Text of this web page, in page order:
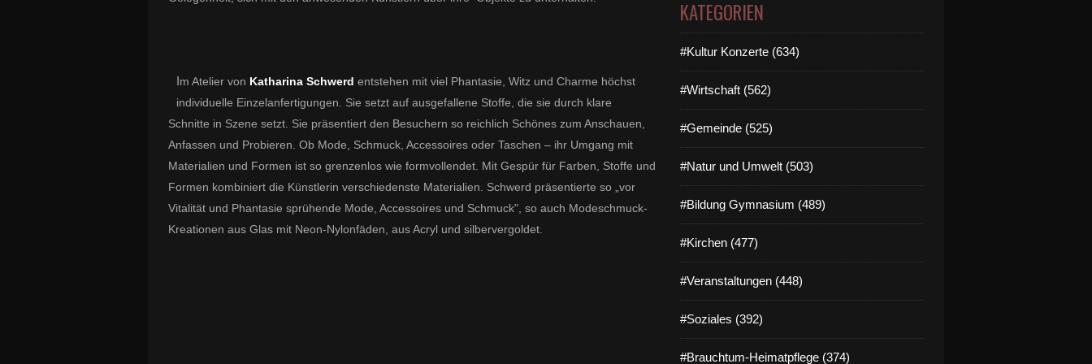
Im Atelier von Katharina Schwerd entstehen mit viel Phantasie, Witz und Charme höchst
individuelle Einzelanfertigungen. Sie setzt auf ausgefallene Stoffe, die sie durch klare
Schnitte in Szene setzt. Sie präsentiert den Besuchern so reichlich Schönes zum Anschauen,
Anfassen und Probieren. Ob Mode, Schmuck, Accessoires oder Taschen – ihr Umgang mit
Materialien und Formen ist so grenzenlos wie formvollendet. Mit Gespür für Farben, Stoffe und
Formen kombiniert die Künstlerin verschiedenste Materialien. Schwerd präsentierte so „vor
Vitalität und Phantasie sprühende Mode, Accessoires und Schmuck", so auch Modeschmuck-
Kreationen aus Glas mit Neon-Nylonfäden, aus Acryl und silbervergoldet.
KATEGORIEN
#Kultur Konzerte (634)
#Wirtschaft (562)
#Gemeinde (525)
#Natur und Umwelt (503)
#Bildung Gymnasium (489)
#Kirchen (477)
#Veranstaltungen (448)
#Soziales (392)
#Brauchtum-Heimatpflege (374)